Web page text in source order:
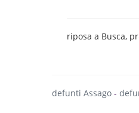
riposa a Busca,
defunti Assago-